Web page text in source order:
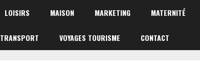
LOISIRS MAISON MARKETING MATERNITÉ
TRANSPORT VOYAGES TOURISME CONTACT